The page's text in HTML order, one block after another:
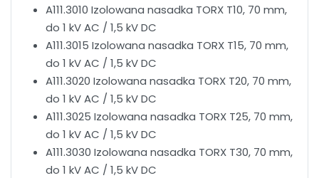
A111.3010 Izolowana nasadka TORX T10, 70 mm,
do 1 kV AC / 1,5 kV DC
A111.3015 Izolowana nasadka TORX T15, 70 mm,
do 1 kV AC / 1,5 kV DC
A111.3020 Izolowana nasadka TORX T20, 70 mm,
do 1 kV AC / 1,5 kV DC
A111.3025 Izolowana nasadka TORX T25, 70 mm,
do 1 kV AC / 1,5 kV DC
A111.3030 Izolowana nasadka TORX T30, 70 mm,
do 1 kV AC / 1,5 kV DC